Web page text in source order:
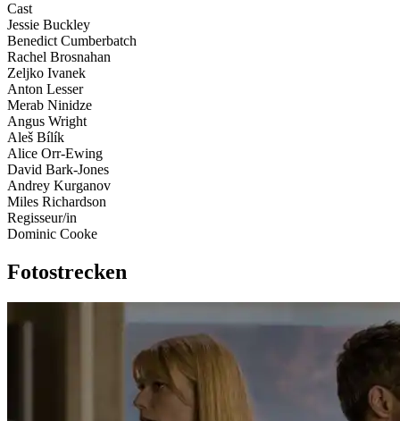
Cast
Jessie Buckley
Benedict Cumberbatch
Rachel Brosnahan
Zeljko Ivanek
Anton Lesser
Merab Ninidze
Angus Wright
Aleš Bílík
Alice Orr-Ewing
David Bark-Jones
Andrey Kurganov
Miles Richardson
Regisseur/in
Dominic Cooke
Fotostrecken